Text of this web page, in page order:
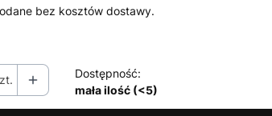
bez kosztów dostawy.
Dostępność:
mała ilość (<5)